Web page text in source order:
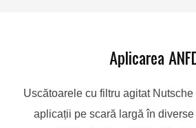
Aplicarea
Uscătoarele cu filtru agitat
aplicații pe scară largă în